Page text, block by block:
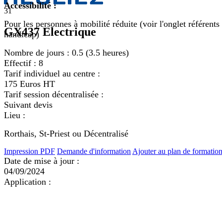
31
GX437 Electrique
Accessibilité :
Pour les personnes à mobilité réduite (voir l'onglet référents
handicap)
Nombre de jours : 0.5 (3.5 heures)
Effectif : 8
Tarif individuel au centre :
175 Euros HT
Tarif session décentralisée :
Suivant devis
Lieu :
Rorthais, St-Priest ou Décentralisé
Impression PDF Demande d'information Ajouter au plan de formation
Date de mise à jour :
04/09/2024
Application :